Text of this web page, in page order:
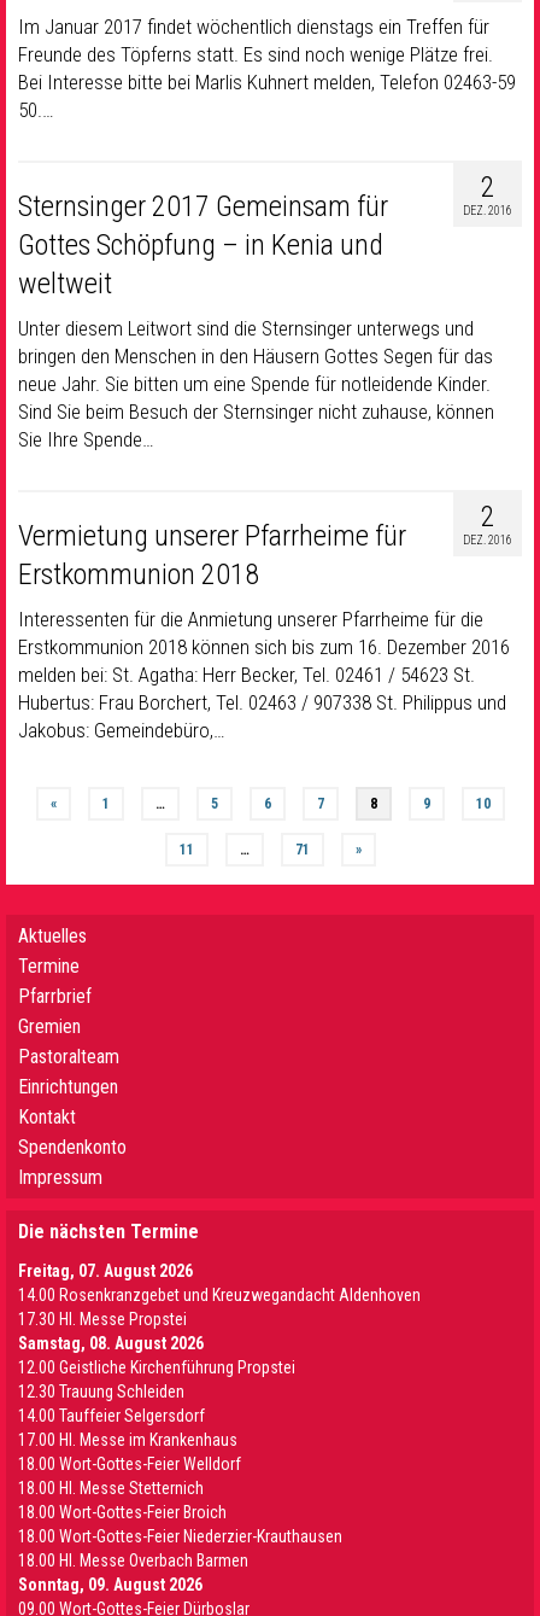
Im Januar 2017 findet wöchentlich dienstags ein Treffen für
Freunde des Töpferns statt. Es sind noch wenige Plätze frei.
Bei Interesse bitte bei Marlis Kuhnert melden, Telefon 02463-59
50.…
2
DEZ. 2016
Sternsinger 2017 Gemeinsam für
Gottes Schöpfung – in Kenia und
weltweit
Unter diesem Leitwort sind die Sternsinger unterwegs und
bringen den Menschen in den Häusern Gottes Segen für das
neue Jahr. Sie bitten um eine Spende für notleidende Kinder.
Sind Sie beim Besuch der Sternsinger nicht zuhause, können
Sie Ihre Spende…
2
DEZ. 2016
Vermietung unserer Pfarrheime für
Erstkommunion 2018
Interessenten für die Anmietung unserer Pfarrheime für die
Erstkommunion 2018 können sich bis zum 16. Dezember 2016
melden bei: St. Agatha: Herr Becker, Tel. 02461 / 54623 St.
Hubertus: Frau Borchert, Tel. 02463 / 907338 St. Philippus und
Jakobus: Gemeindebüro,…
« 1 … 5 6 7 8 9 10
11 … 71 »
Aktuelles
Termine
Pfarrbrief
Gremien
Pastoralteam
Einrichtungen
Kontakt
Spendenkonto
Impressum
Die nächsten Termine
Freitag, 07. August 2026
14.00 Rosenkranzgebet und Kreuzwegandacht Aldenhoven
17.30 Hl. Messe Propstei
Samstag, 08. August 2026
12.00 Geistliche Kirchenführung Propstei
12.30 Trauung Schleiden
14.00 Tauffeier Selgersdorf
17.00 Hl. Messe im Krankenhaus
18.00 Wort-Gottes-Feier Welldorf
18.00 Hl. Messe Stetternich
18.00 Wort-Gottes-Feier Broich
18.00 Wort-Gottes-Feier Niederzier-Krauthausen
18.00 Hl. Messe Overbach Barmen
Sonntag, 09. August 2026
09.00 Wort-Gottes-Feier Dürboslar